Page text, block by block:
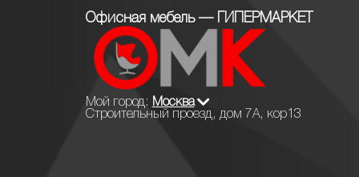
Офисная мебель — ГИПЕРМАРКЕТ
Мой город:
Москва
Строительный проезд, дом 7А, кор13